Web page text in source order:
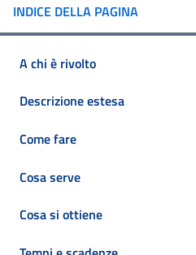
INDICE DELLA PAGINA
A chi è rivolto
Descrizione estesa
Come fare
Cosa serve
Cosa si ottiene